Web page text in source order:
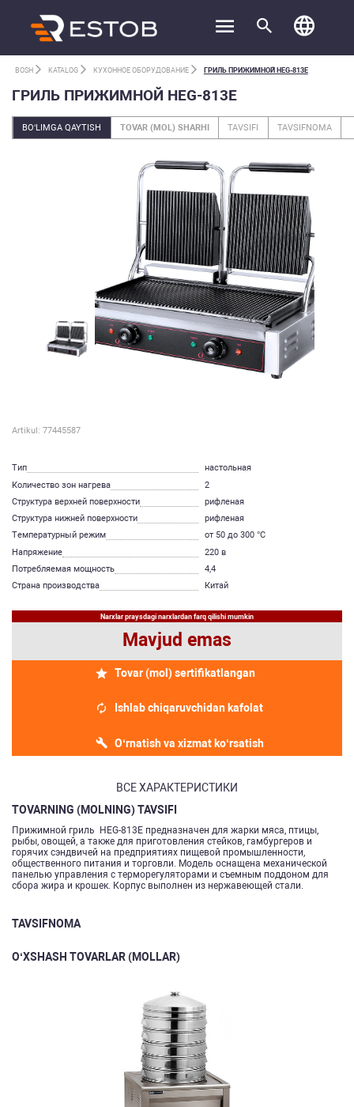
BOSH KATALOG КУХОННОЕ ОБОРУДОВАНИЕ ГРИЛЬ ПРИЖИМНОЙ HEG-813E
ГРИЛЬ ПРИЖИМНОЙ HEG-813E
BO‘LIMGA QAYTISH TOVAR (MOL) SHARHI TAVSIFI TAVSIFNOMA
Artikul: 77445587
Тип
настольная
Количество зон нагрева
2
Структура верхней поверхности
рифленая
Структура нижней поверхности
рифленая
Температурный режим
от 50 до 300 °C
Напряжение
220 в
Потребляемая мощность
4,4
Страна производства
Китай
Narxlar praysdagi narxlardan farq qilishi mumkin
Mavjud emas
Tovar (mol) sertifikatlangan
Ishlab chiqaruvchidan kafolat
O‘rnatish va xizmat ko‘rsatish
ВСЕ ХАРАКТЕРИСТИКИ
TOVARNING (MOLNING) TAVSIFI
Прижимной гриль HEG-813E предназначен для жарки мяса, птицы,
рыбы, овощей, а также для приготовления стейков, гамбургеров и
горячих сэндвичей на предприятиях пищевой промышленности,
общественного питания и торговли. Модель оснащена механической
панелью управления с терморегуляторами и съемным поддоном для
сбора жира и крошек. Корпус выполнен из нержавеющей стали.
TAVSIFNOMA
O‘XSHASH TOVARLAR (MOLLAR)